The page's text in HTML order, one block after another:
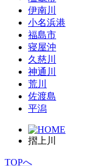
伊南川
小名浜港
福島市
寝屋沖
久慈川
神通川
荒川
佐渡島
平潟
摺上川
TOPへ